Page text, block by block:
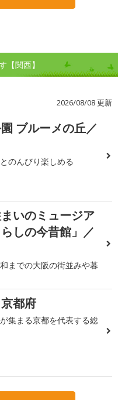
【関西】
2026/08/08 更新
ブルーメの丘／
のんびり楽しめる
いのミュージア
しの今昔館」／
までの大阪の街並みや暮
都府
集まる京都を代表する総